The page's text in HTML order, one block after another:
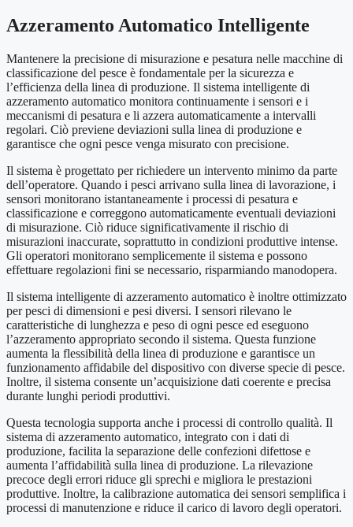
Azzeramento Automatico Intelligente
Mantenere la precisione di misurazione e pesatura nelle macchine di
classificazione del pesce è fondamentale per la sicurezza e
l’efficienza della linea di produzione. Il sistema intelligente di
azzeramento automatico monitora continuamente i sensori e i
meccanismi di pesatura e li azzera automaticamente a intervalli
regolari. Ciò previene deviazioni sulla linea di produzione e
garantisce che ogni pesce venga misurato con precisione.
Il sistema è progettato per richiedere un intervento minimo da parte
dell’operatore. Quando i pesci arrivano sulla linea di lavorazione, i
sensori monitorano istantaneamente i processi di pesatura e
classificazione e correggono automaticamente eventuali deviazioni
di misurazione. Ciò riduce significativamente il rischio di
misurazioni inaccurate, soprattutto in condizioni produttive intense.
Gli operatori monitorano semplicemente il sistema e possono
effettuare regolazioni fini se necessario, risparmiando manodopera.
Il sistema intelligente di azzeramento automatico è inoltre ottimizzato
per pesci di dimensioni e pesi diversi. I sensori rilevano le
caratteristiche di lunghezza e peso di ogni pesce ed eseguono
l’azzeramento appropriato secondo il sistema. Questa funzione
aumenta la flessibilità della linea di produzione e garantisce un
funzionamento affidabile del dispositivo con diverse specie di pesce.
Inoltre, il sistema consente un’acquisizione dati coerente e precisa
durante lunghi periodi produttivi.
Questa tecnologia supporta anche i processi di controllo qualità. Il
sistema di azzeramento automatico, integrato con i dati di
produzione, facilita la separazione delle confezioni difettose e
aumenta l’affidabilità sulla linea di produzione. La rilevazione
precoce degli errori riduce gli sprechi e migliora le prestazioni
produttive. Inoltre, la calibrazione automatica dei sensori semplifica i
processi di manutenzione e riduce il carico di lavoro degli operatori.